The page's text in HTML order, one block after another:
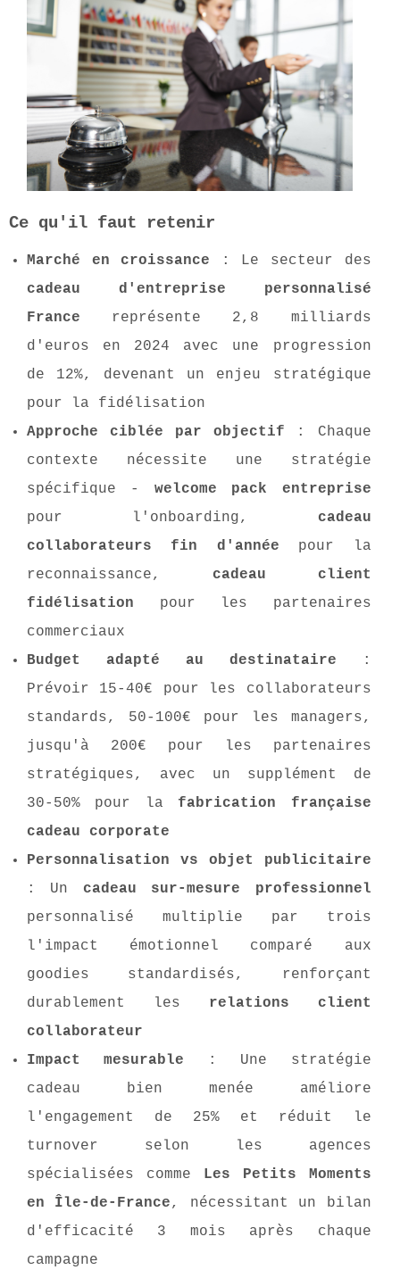
Ce qu'il faut retenir
Marché en croissance : Le secteur des
cadeau d'entreprise personnalisé
France représente 2,8 milliards
d'euros en 2024 avec une progression
de 12%, devenant un enjeu stratégique
pour la fidélisation
Approche ciblée par objectif : Chaque
contexte nécessite une stratégie
spécifique - welcome pack entreprise
pour l'onboarding, cadeau
collaborateurs fin d'année pour la
reconnaissance, cadeau client
fidélisation pour les partenaires
commerciaux
Budget adapté au destinataire :
Prévoir 15-40€ pour les collaborateurs
standards, 50-100€ pour les managers,
jusqu'à 200€ pour les partenaires
stratégiques, avec un supplément de
30-50% pour la fabrication française
cadeau corporate
Personnalisation vs objet publicitaire
: Un cadeau sur-mesure professionnel
personnalisé multiplie par trois
l'impact émotionnel comparé aux
goodies standardisés, renforçant
durablement les relations client
collaborateur
Impact mesurable : Une stratégie
cadeau bien menée améliore
l'engagement de 25% et réduit le
turnover selon les agences
spécialisées comme Les Petits Moments
en Île-de-France, nécessitant un bilan
d'efficacité 3 mois après chaque
campagne